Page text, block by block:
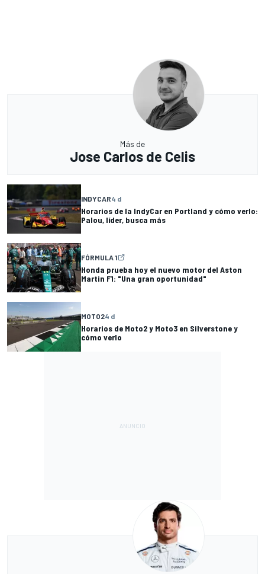
Más de
Jose Carlos de Celis
INDYCAR4 d
Horarios de la IndyCar en Portland y cómo verlo:
Palou, líder, busca más
FÓRMULA 1
Honda prueba hoy el nuevo motor del Aston
Martin F1: "Una gran oportunidad"
MOTO24 d
Horarios de Moto2 y Moto3 en Silverstone y
cómo verlo